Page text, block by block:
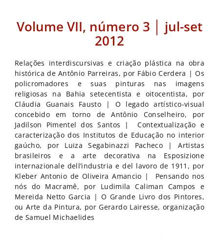
Volume VII, número 3 │ jul-set
2012
Relações interdiscursivas e criação plástica na obra
histórica de Antônio Parreiras, por Fábio Cerdera | Os
policromadores e suas pinturas nas imagens
religiosas na Bahia setecentista e oitocentista, por
Cláudia Guanais Fausto | O legado artístico-visual
concebido em torno de Antônio Conselheiro, por
Jadilson Pimentel dos Santos | Contextualização e
caracterização dos Institutos de Educação no interior
gaúcho, por Luiza Segabinazzi Pacheco | Artistas
brasileiros e a arte decorativa na Esposizione
internazionale dell’industria e del lavoro de 1911, por
Kleber Antonio de Oliveira Amancio | Pensando nos
nós do Macramê, por Ludimila Caliman Campos e
Mereida Netto Garcia | O Grande Livro dos Pintores,
ou Arte da Pintura, por Gerardo Lairesse, organização
de Samuel Michaelides